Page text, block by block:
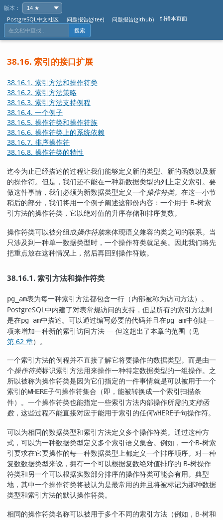
版本：
PostgreSQL中文社区
问题报告(gitee) 问题报告(github) 纠错本页面
搜索
38.16. 索引的接口扩展
38.16.1. 索引方法和操作符类
38.16.2. 索引方法策略
38.16.3. 索引方法支持例程
38.16.4. 一个例子
38.16.5. 操作符类和操作符族
38.16.6. 操作符类上的系统依赖
38.16.7. 排序操作符
38.16.8. 操作符类的特性
迄今为止已经描述的过程让我们能够定义新的类型、新的函数以及新
的操作符。但是，我们还不能在一种新数据类型的列上定义索引。要
做这件事情，我们必须为新数据类型定义一个操作符类。在这一小节
稍后的部分，我们将用一个例子阐述这部份内容：一个用于 B-树索
引方法的操作符类，它以绝对值的升序存储和排序复数。
操作符类可以被分组成操作符族来体现语义兼容的类之间的联系。当
只涉及到一种单一数据类型时，一个操作符类就足矣。因此我们将先
把重点放在这种情况上，然后再回到操作符族。
38.16.1. 索引方法和操作符类
pg_am表为每一种索引方法都包含一行（内部被称为访问方法）。
PostgreSQL 中内建了对表常规访问的支持，但是所有的索引方法则
是在pg_am中描述。可以通过编写必要的代码并且在pg_am中创建一
项来增加一种新的索引访问方法 — 但这超出了本章的范围（见
第 62 章）。
一个索引方法的例程并不直接了解它将要操作的数据类型。而是由一
个操作符类标识索引方法用来操作一种特定数据类型的一组操作。之
所以被称为操作符类是因为它们指定的一件事情就是可以被用于一个
索引的WHERE子句操作符集合（即，能被转换成一个索引扫描条
件）。一个操作符类也能指定一些索引方法内部操作所需的支持函
数，这些过程不能直接对应于能用于索引的任何WHERE子句操作符。
可以为相同的数据类型和索引方法定义多个操作符类。通过这种方
式，可以为一种数据类型定义多个索引语义集合。例如，一个B-树索
引要求在它要操作的每一种数据类型上都定义一个排序顺序。对一种
复数数据类型来说，拥有一个可以根据复数绝对值排序的 B-树操作
符类和另一个可以根据实数部分排序的操作符类可能会有用。典型
地，其中一个操作符类将被认为是最常用的并且将被标记为那种数据
类型和索引方法的默认操作符类。
相同的操作符类名称可以被用于多个不同的索引方法（例如，B-树和